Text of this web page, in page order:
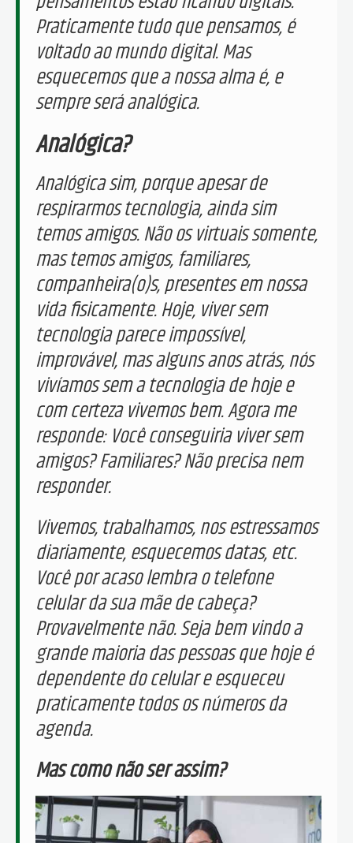
Praticamente tudo que pensamos, é
voltado ao mundo digital. Mas
esquecemos que a nossa alma é, e
sempre será analógica.
Analógica?
Analógica sim, porque apesar de
respirarmos tecnologia, ainda sim
temos amigos. Não os virtuais somente,
mas temos amigos, familiares,
companheira(o)s, presentes em nossa
vida fisicamente. Hoje, viver sem
tecnologia parece impossível,
improvável, mas alguns anos atrás, nós
vivíamos sem a tecnologia de hoje e
com certeza vivemos bem. Agora me
responde: Você conseguiria viver sem
amigos? Familiares? Não precisa nem
responder.
Vivemos, trabalhamos, nos estressamos
diariamente, esquecemos datas, etc.
Você por acaso lembra o telefone
celular da sua mãe de cabeça?
Provavelmente não. Seja bem vindo a
grande maioria das pessoas que hoje é
dependente do celular e esqueceu
praticamente todos os números da
agenda.
Mas como não ser assim?